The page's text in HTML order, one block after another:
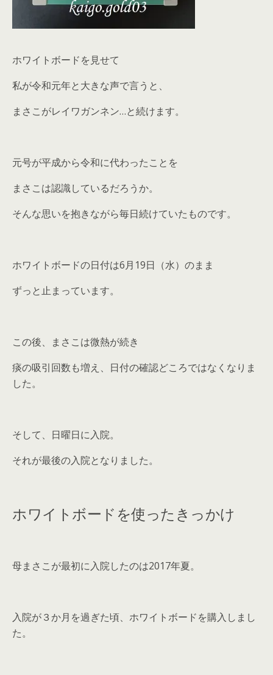
ホワイトボードを見せて
私が令和元年と大きな声で言うと、
まさこがレイワガンネン…と続けます。
元号が平成から令和に代わったことを
まさこは認識しているだろうか。
そんな思いを抱きながら毎日続けていたものです。
ホワイトボードの日付は6月19日（水）のまま
ずっと止まっています。
この後、まさこは微熱が続き
痰の吸引回数も増え、日付の確認どころではなくなりま
した。
そして、日曜日に入院。
それが最後の入院となりました。
ホワイトボードを使ったきっかけ
母まさこが最初に入院したのは2017年夏。
入院が３か月を過ぎた頃、ホワイトボードを購入しまし
た。